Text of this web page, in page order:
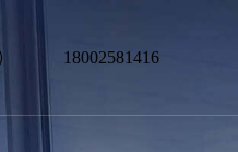
18002581416